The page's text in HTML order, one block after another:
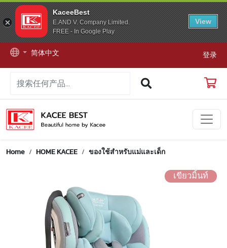
KaceeBest
E.AND V. Company Limited.
FREE - In Google Play
View
简体中文 登录
Home HOME KACEE ของใช้สำหรับแม่และเด็ก
เขียวมิ้นท์